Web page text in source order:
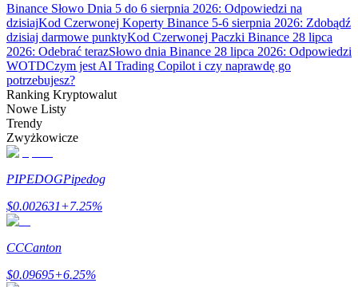
Mocna Świnka
Codziennie zdobywaj konkurencyjne nagrody
Binance Słowo Dnia 5 do 6 sierpnia 2026: Odpowiedzi na
dzisiajKod Czerwonej Koperty Binance 5-6 sierpnia 2026: Zdobądź
dzisiaj darmowe punktyKod Czerwonej Paczki Binance 28 lipca
2026: Odebrać terazSłowo dnia Binance 28 lipca 2026: Odpowiedzi
WOTDCzym jest AI Trading Copilot i czy naprawdę go
potrzebujesz?
Ranking Kryptowalut
Nowe Listy
Trendy
Zwyżkowicze
PIPEDOGPipedog
$0.002631+7.25%
CCCanton
$0.09695+6.25%